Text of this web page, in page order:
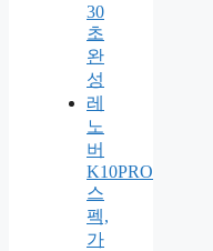
30
초
완
성
레
노
버
K10PRO
스
펙,
가